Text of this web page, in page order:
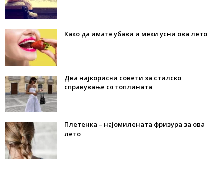
Како да имате убави и меки усни ова лето
Два најкорисни совети за стилско
справување со топлината
Плетенка – најомилената фризура за ова
лето